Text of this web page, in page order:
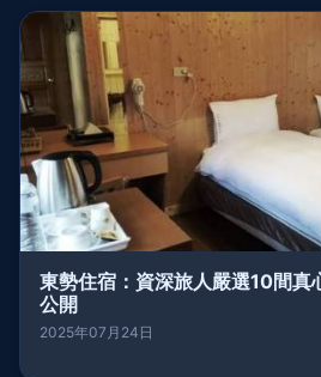
東勢住宿：資深旅人嚴選10間真
公開
2025年07月24日